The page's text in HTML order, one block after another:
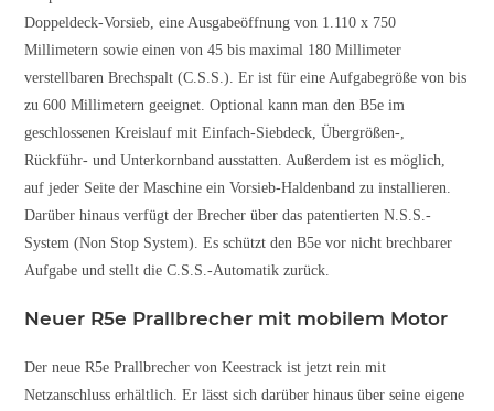
Doppeldeck-Vorsieb, eine Ausgabeöffnung von 1.110 x 750
Millimetern sowie einen von 45 bis maximal 180 Millimeter
verstellbaren Brechspalt (C.S.S.). Er ist für eine Aufgabegröße von bis
zu 600 Millimetern geeignet. Optional kann man den B5e im
geschlossenen Kreislauf mit Einfach-Siebdeck, Übergrößen-,
Rückführ- und Unterkornband ausstatten. Außerdem ist es möglich,
auf jeder Seite der Maschine ein Vorsieb-Haldenband zu installieren.
Darüber hinaus verfügt der Brecher über das patentierten N.S.S.-
System (Non Stop System). Es schützt den B5e vor nicht brechbarer
Aufgabe und stellt die C.S.S.-Automatik zurück.
Neuer R5e Prallbrecher mit mobilem Motor
Der neue R5e Prallbrecher von Keestrack ist jetzt rein mit
Netzanschluss erhältlich. Er lässt sich darüber hinaus über seine eigene